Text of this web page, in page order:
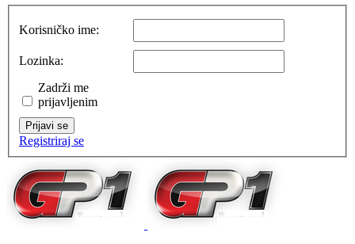
Korisničko ime:
Lozinka:
Zadrži me
prijavljenim
Prijavi se
Registriraj se